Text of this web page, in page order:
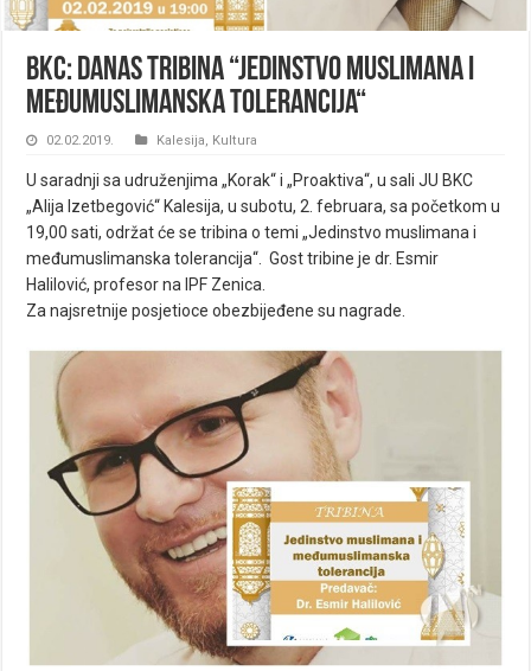
BKC: Danas tribina “Jedinstvo muslimana i
međumuslimanska tolerancija“
02.02.2019. Kalesija, Kultura
U saradnji sa udruženjima „Korak“ i „Proaktiva“, u sali JU BKC
„Alija Izetbegović“ Kalesija, u subotu, 2. februara, sa početkom u
19,00 sati, održat će se tribina o temi „Jedinstvo muslimana i
međumuslimanska tolerancija“. Gost tribine je dr. Esmir
Halilović, profesor na IPF Zenica.
Za najsretnije posjetioce obezbijeđene su nagrade.